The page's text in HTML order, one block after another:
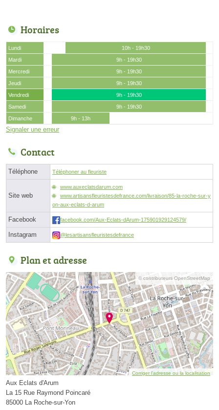
Horaires
Lundi
10h - 19h30
Mardi
9h - 19h30
Mercredi
9h - 19h30
Jeudi
9h - 19h30
Vendredi
9h - 19h30
Samedi
9h - 19h30
Dimanche
9h - 13h
Signaler une erreur
Contact
Téléphone Téléphoner au fleuriste
Site web
www.auxeclatsdarum.com
www.artisansfleuristesdefrance.com/livraison/85-la-roche-sur-y
on-aux-eclats-d-arum
Facebook facebook.com/Aux-Eclats-dArum-175901929124579/
Instagram @lesartisansfleuristesdefrance
Plan et adresse
© contributeurs OpenStreetMap
Corriger l’adresse ou la localisation
Aux Eclats d'Arum
La 15 Rue Raymond Poincaré
85000 La Roche-sur-Yon